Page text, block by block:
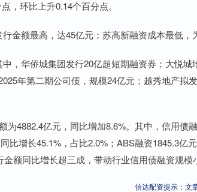
，环比上升0.14个百分点。
金额最高，达45亿元；苏高新融资成本最低，
，华侨城集团发行20亿超短期融资券；大悦城
年第二期公司债，规模24亿元；越秀地产拟
4882.4亿元，同比增加8.6%。其中，信用债
比增长45.1%，占比2.0%；ABS融资1845.3亿
额同比增长超三成，带动行业信用债融资规模
信达配资提示：文